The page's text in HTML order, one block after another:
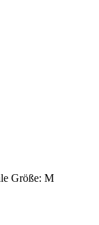
Größe: M